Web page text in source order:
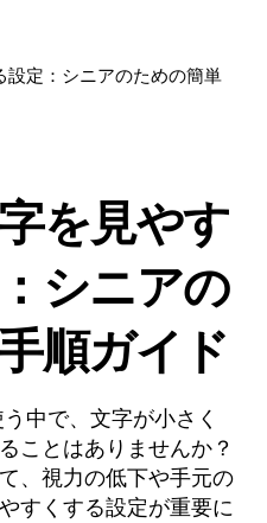
設定：シニアのための簡単
を見やす
シニアの
順ガイド
中で、文字が小さく
ことはありませんか？
、視力の低下や手元の
すくする設定が重要に